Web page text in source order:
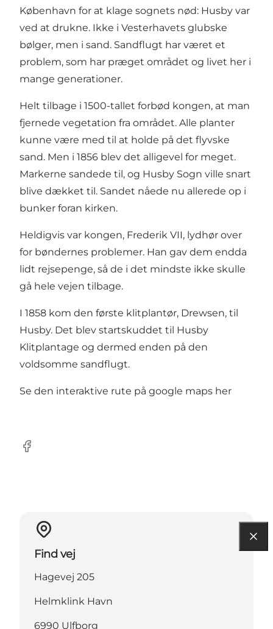
København for at klage sognets nød: Husby var
ved at drukne. Ikke i Vesterhavets glubske
bølger, men i sand. Sandflugt har været et
problem, som har præget området og livet her i
mange generationer.
Helt tilbage i 1500-tallet forbød kongen, at man
fjernede vegetation fra området. Alle planter
kunne være med til at holde på det flyvske
sand. Men i 1856 blev det alligevel for meget.
Markerne sandede til, og Husby Sogn ville snart
blive dækket til. Sandet nåede nu allerede op i
bunker foran kirken.
Heldigvis var kongen, Frederik VII, lydhør over
for bøndernes problemer. Han gav dem endda
lidt rejsepenge, så de i det mindste ikke skulle
gå hele vejen tilbage.
I 1858 kom den første klitplantør, Drewsen, til
Husby. Det blev startskuddet til Husby
Klitplantage og dermed enden på den
voldsomme sandflugt.
Se den interaktive rute på google maps her
Facebook
Find vej
Hagevej 205
Helmklink Havn
6990 Ulfborg